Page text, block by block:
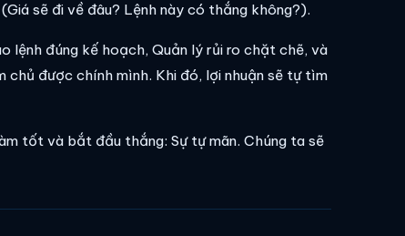
sẽ đi về đâu? Lệnh này có thắng không?).
lệnh đúng kế hoạch, Quản lý rủi ro chặt chẽ, và
chủ được chính mình. Khi đó, lợi nhuận sẽ tự tìm
tốt và bắt đầu thắng: Sự tự mãn. Chúng ta sẽ